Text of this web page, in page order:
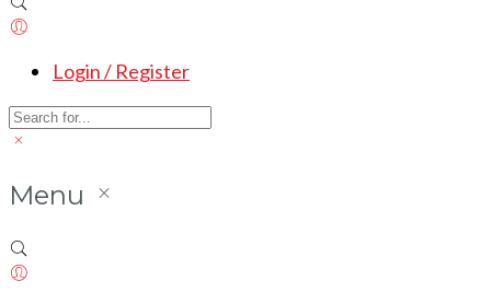
Login / Register
Menu